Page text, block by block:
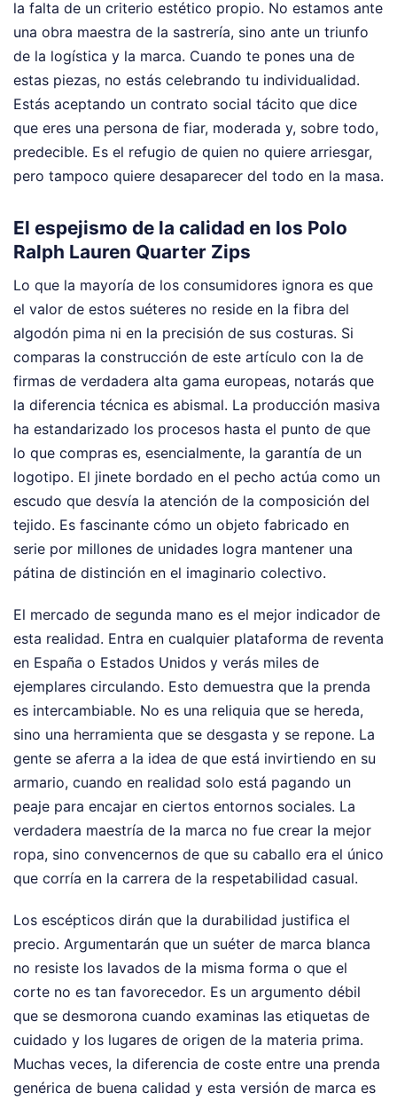
la falta de un criterio estético propio. No estamos ante
una obra maestra de la sastrería, sino ante un triunfo
de la logística y la marca. Cuando te pones una de
estas piezas, no estás celebrando tu individualidad.
Estás aceptando un contrato social tácito que dice
que eres una persona de fiar, moderada y, sobre todo,
predecible. Es el refugio de quien no quiere arriesgar,
pero tampoco quiere desaparecer del todo en la masa.
El espejismo de la calidad en los Polo
Ralph Lauren Quarter Zips
Lo que la mayoría de los consumidores ignora es que
el valor de estos suéteres no reside en la fibra del
algodón pima ni en la precisión de sus costuras. Si
comparas la construcción de este artículo con la de
firmas de verdadera alta gama europeas, notarás que
la diferencia técnica es abismal. La producción masiva
ha estandarizado los procesos hasta el punto de que
lo que compras es, esencialmente, la garantía de un
logotipo. El jinete bordado en el pecho actúa como un
escudo que desvía la atención de la composición del
tejido. Es fascinante cómo un objeto fabricado en
serie por millones de unidades logra mantener una
pátina de distinción en el imaginario colectivo.
El mercado de segunda mano es el mejor indicador de
esta realidad. Entra en cualquier plataforma de reventa
en España o Estados Unidos y verás miles de
ejemplares circulando. Esto demuestra que la prenda
es intercambiable. No es una reliquia que se hereda,
sino una herramienta que se desgasta y se repone. La
gente se aferra a la idea de que está invirtiendo en su
armario, cuando en realidad solo está pagando un
peaje para encajar en ciertos entornos sociales. La
verdadera maestría de la marca no fue crear la mejor
ropa, sino convencernos de que su caballo era el único
que corría en la carrera de la respetabilidad casual.
Los escépticos dirán que la durabilidad justifica el
precio. Argumentarán que un suéter de marca blanca
no resiste los lavados de la misma forma o que el
corte no es tan favorecedor. Es un argumento débil
que se desmorona cuando examinas las etiquetas de
cuidado y los lugares de origen de la materia prima.
Muchas veces, la diferencia de coste entre una prenda
genérica de buena calidad y esta versión de marca es